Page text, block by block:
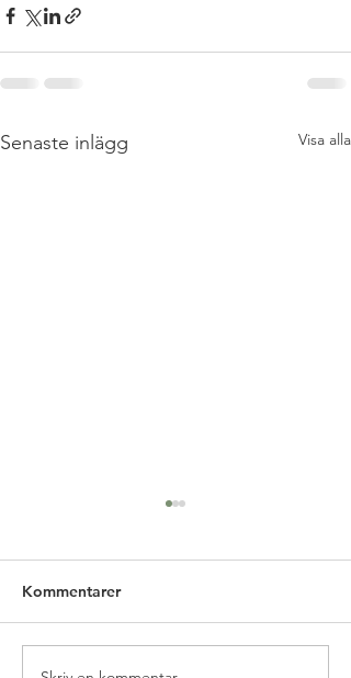
Senaste inlägg Visa alla
Till: Samtliga medlemmar
Från: Styrelsen Plats: Malmö
kontorsingång Datum:
Onsdagen den 18:e Mars
Kommentarer